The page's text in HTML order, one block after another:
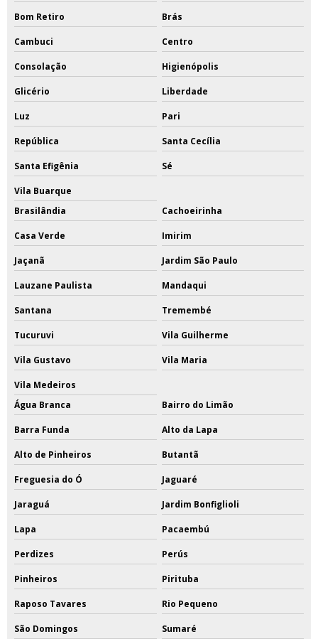
Bom Retiro Brás
Cambuci Centro
Consolação Higienópolis
Glicério Liberdade
Luz Pari
República Santa Cecília
Santa Efigênia Sé
Vila Buarque
Brasilândia
Cachoeirinha
Casa Verde Imirim
Jaçanã Jardim São Paulo
Lauzane Paulista Mandaqui
Santana Tremembé
Tucuruvi Vila Guilherme
Vila Gustavo Vila Maria
Vila Medeiros
Água Branca
Bairro do Limão
Barra Funda Alto da Lapa
Alto de Pinheiros Butantã
Freguesia do Ó Jaguaré
Jaraguá Jardim Bonfiglioli
Lapa Pacaembú
Perdizes Perús
Pinheiros Pirituba
Raposo Tavares Rio Pequeno
São Domingos Sumaré